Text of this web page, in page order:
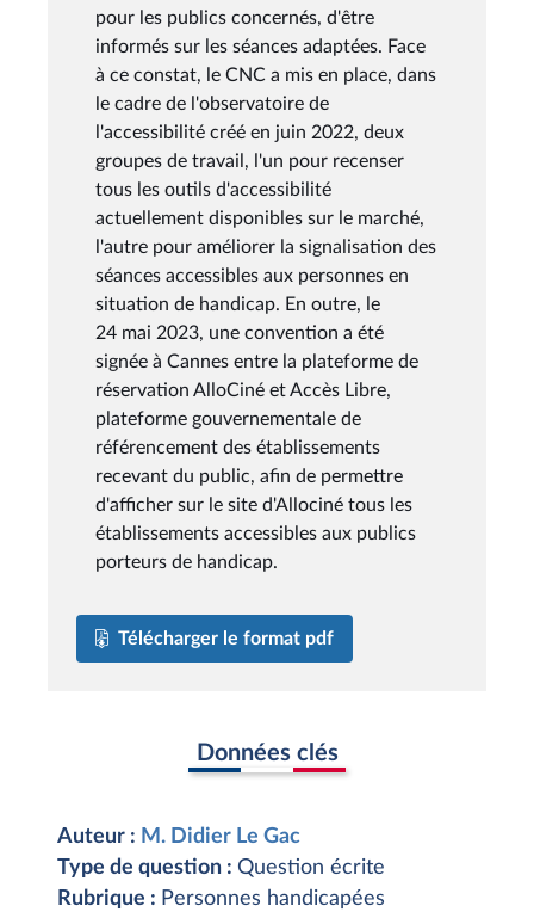
pour les publics concernés, d'être
informés sur les séances adaptées. Face
à ce constat, le CNC a mis en place, dans
le cadre de l'observatoire de
l'accessibilité créé en juin 2022, deux
groupes de travail, l'un pour recenser
tous les outils d'accessibilité
actuellement disponibles sur le marché,
l'autre pour améliorer la signalisation des
séances accessibles aux personnes en
situation de handicap. En outre, le
24 mai 2023, une convention a été
signée à Cannes entre la plateforme de
réservation AlloCiné et Accès Libre,
plateforme gouvernementale de
référencement des établissements
recevant du public, afin de permettre
d'afficher sur le site d'Allociné tous les
établissements accessibles aux publics
porteurs de handicap.
Télécharger le format pdf
Données clés
Auteur : M. Didier Le Gac
Type de question : Question écrite
Rubrique : Personnes handicapées